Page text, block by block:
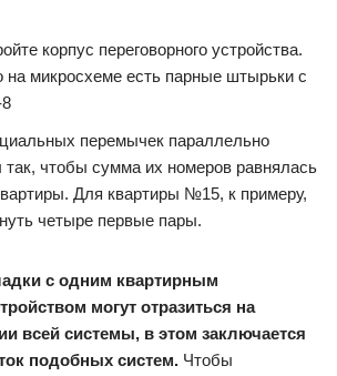
корпус переговорного устройства.
на микросхеме есть парные штырьки с
перемычек параллельно
так, чтобы сумма их номеров равнялась
Для квартиры №15, к примеру,
четыре первые пары.
с одним квартирным
могут отразиться на
всей системы, в этом заключается
подобных систем. Чтобы